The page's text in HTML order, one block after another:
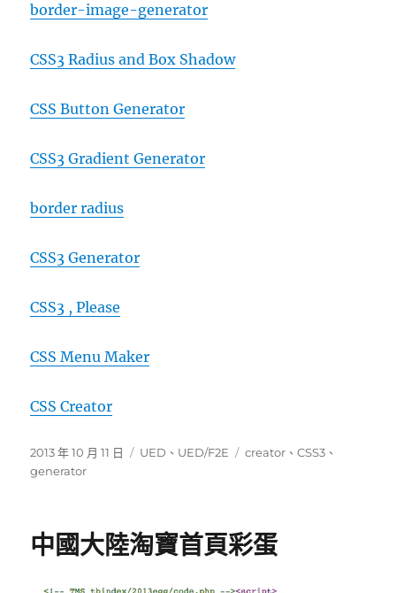
border-image-generator
CSS3 Radius and Box Shadow
CSS Button Generator
CSS3 Gradient Generator
border radius
CSS3 Generator
CSS3 , Please
CSS Menu Maker
CSS Creator
發
佈
2013 年 10 月 11 日
分
UED 、 UED/F2E
標
creator 、CSS3 、
generator
中國大陸淘寶首頁彩蛋